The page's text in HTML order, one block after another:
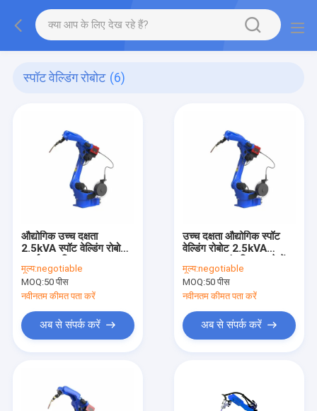
स्पॉट वेल्डिंग रोबोट (6)
औद्योगिक उच्च दक्षता
2.5kVA स्पॉट वेल्डिंग रोबोट
मूल्य:negotiable
MOQ:50 पीस
नवीनतम कीमत पता करें
अब से संपर्क करें
उच्च दक्षता औद्योगिक स्पॉट
वेल्डिंग रोबोट 2.5kVA
आसान
मूल्य:negotiable
MOQ:50 पीस
नवीनतम कीमत पता करें
अब से संपर्क करें